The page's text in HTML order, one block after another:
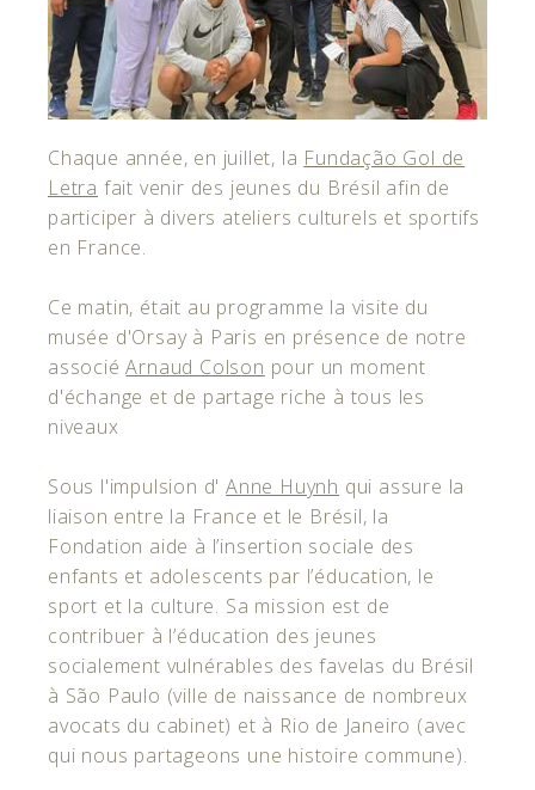
Chaque année, en juillet, la Fundação Gol de
Letra fait venir des jeunes du Brésil afin de
participer à divers ateliers culturels et sportifs
en France.
Ce matin, était au programme la visite du
musée d'Orsay à Paris en présence de notre
associéArnaud Colson pour un moment
d'échange et de partage riche à tous les
niveaux
Sous l'impulsion d'Anne Huynh qui assure la
liaison entre la France et le Brésil, la
Fondation aide à l’insertion sociale des
enfants et adolescents par l’éducation, le
sport et la culture. Sa mission est de
contribuer à l’éducation des jeunes
socialement vulnérables des favelas du Brésil
à São Paulo (ville de naissance de nombreux
avocats du cabinet) et à Rio de Janeiro (avec
qui nous partageons une histoire commune).